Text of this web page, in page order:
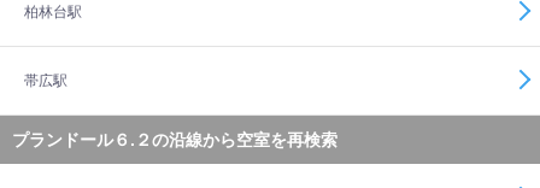
柏林台駅
帯広駅
プランドール６.２の沿線から空室を再検索